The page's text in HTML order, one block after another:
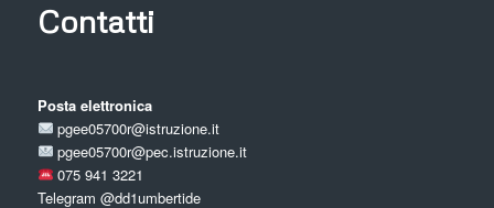
Contatti
Posta elettronica
pgee05700r@istruzione.it
pgee05700r@pec.istruzione.it
075 941 3221
Telegram @dd1umbertide